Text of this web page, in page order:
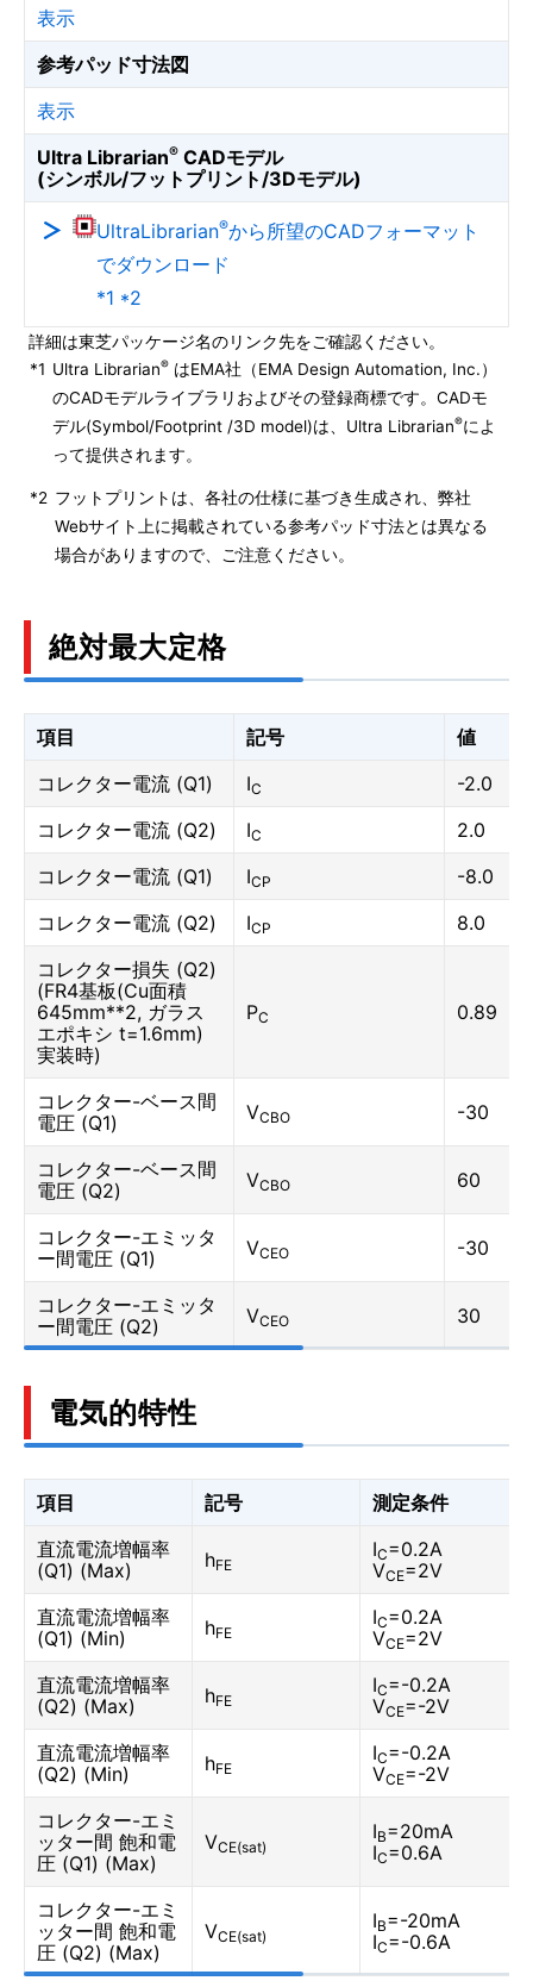
表示
参考パッド寸法図
表示
Ultra Librarian® CADモデル
(シンボル/フットプリント/3Dモデル)
UltraLibrarian®から所望のCADフォーマット
でダウンロード
*1 *2
詳細は東芝パッケージ名のリンク先をご確認ください。
*1 Ultra Librarian® はEMA社（EMA Design Automation, Inc.）
のCADモデルライブラリおよびその登録商標です。CADモ
デル(Symbol/Footprint /3D model)は、Ultra Librarian®によ
って提供されます。
*2 フットプリントは、各社の仕様に基づき生成され、弊社
Webサイト上に掲載されている参考パッド寸法とは異なる
場合がありますので、ご注意ください。
絶対最大定格
項目 記号
値
コレクター電流 (Q1)
IC
-2.0
コレクター電流 (Q2)
IC
2.0
コレクター電流 (Q1)
ICP
-8.0
コレクター電流 (Q2)
ICP
8.0
コレクター損失 (Q2)
(FR4基板(Cu面積
645mm**2, ガラス
エポキシ t=1.6mm)
実装時)
PC 0.89
コレクター-ベース間
電圧 (Q1)
VCBO -30
コレクター-ベース間
電圧 (Q2)
VCBO 60
コレクター-エミッタ
ー間電圧 (Q1)
VCEO -30
コレクター-エミッタ
ー間電圧 (Q2)
VCEO 30
電気的特性
項目 記号
測定条件
直流電流増幅率
(Q1) (Max)
hFE
IC=0.2A
VCE=2V
直流電流増幅率
(Q1) (Min)
hFE
IC=0.2A
VCE=2V
直流電流増幅率
(Q2) (Max)
hFE
IC=-0.2A
VCE=-2V
直流電流増幅率
(Q2) (Min)
hFE
IC=-0.2A
VCE=-2V
コレクター-エミ
ッター間 飽和電
圧 (Q1) (Max)
VCE(sat)
IB=20mA
IC=0.6A
コレクター-エミ
ッター間 飽和電
圧 (Q2) (Max)
VCE(sat)
IB=-20mA
IC=-0.6A